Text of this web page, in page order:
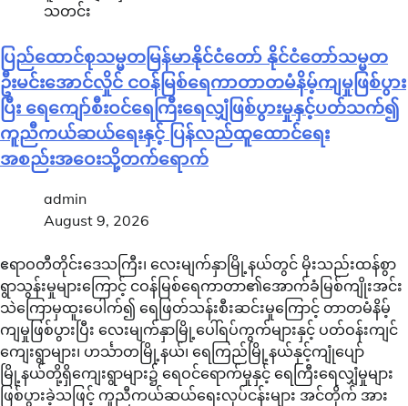
သတင်း
ပြည်ထောင်စုသမ္မတမြန်မာနိုင်ငံတော် နိုင်ငံတော်သမ္မတ
ဦးမင်းအောင်လှိုင် ငဝန်မြစ်ရေကာတာတမံနိမ့်ကျမှုဖြစ်ပွား
ပြီး ရေကျော်စီးဝင်ရေကြီးရေလျှံဖြစ်ပွားမှုနှင့်ပတ်သက်၍
ကူညီကယ်ဆယ်ရေးနှင့် ပြန်လည်ထူထောင်ရေး
အစည်းအဝေးသို့တက်ရောက်
admin
August 9, 2026
ဧရာဝတီတိုင်းဒေသကြီး၊ လေးမျက်နှာမြို့နယ်တွင် မိုးသည်းထန်စွာ
ရွာသွန်းမှုများကြောင့် ငဝန်မြစ်ရေကာတာ၏အောက်ခံမြစ်ကျိုးအင်း
သဲကြောမှထူးပေါက်၍ ရေဖြတ်သန်းစီးဆင်းမှုကြောင့် တာတမံနိမ့်
ကျမှုဖြစ်ပွားပြီး လေးမျက်နှာမြို့ပေါ်ရပ်ကွက်များနှင့် ပတ်ဝန်းကျင်
ကျေးရွာများ၊ ဟင်္သာတမြို့နယ်၊ ရေကြည်မြို့နယ်နှင့်ကျုံပျော်
မြို့နယ်တို့ရှိကျေးရွာများ၌ ရေဝင်ရောက်မှုနှင့် ရေကြီးရေလျှံမှုများ
ဖြစ်ပွားခဲ့သဖြင့် ကူညီကယ်ဆယ်ရေးလုပ်ငန်းများ အင်တိုက် အား